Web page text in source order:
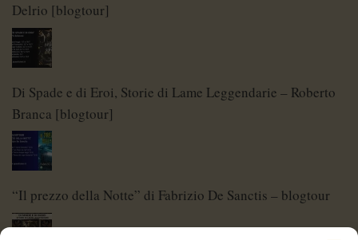
Delrio [blogtour]
Di Spade e di Eroi, Storie di Lame Leggendarie – Roberto
Branca [blogtour]
“Il prezzo della Notte” di Fabrizio De Sanctis – blogtour